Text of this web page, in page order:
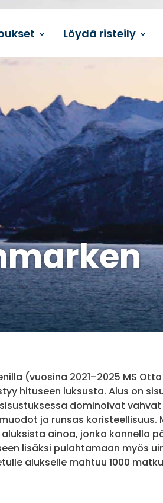
Löydä risteily
(vuosina 2021–2025 MS
hituseen luksusta. Alus on
dominoivat
ja runsas koristeellisuus.
ainoa, jonka kannella
lisäksi pulahtamaan myös
alukselle mahtuu 1000